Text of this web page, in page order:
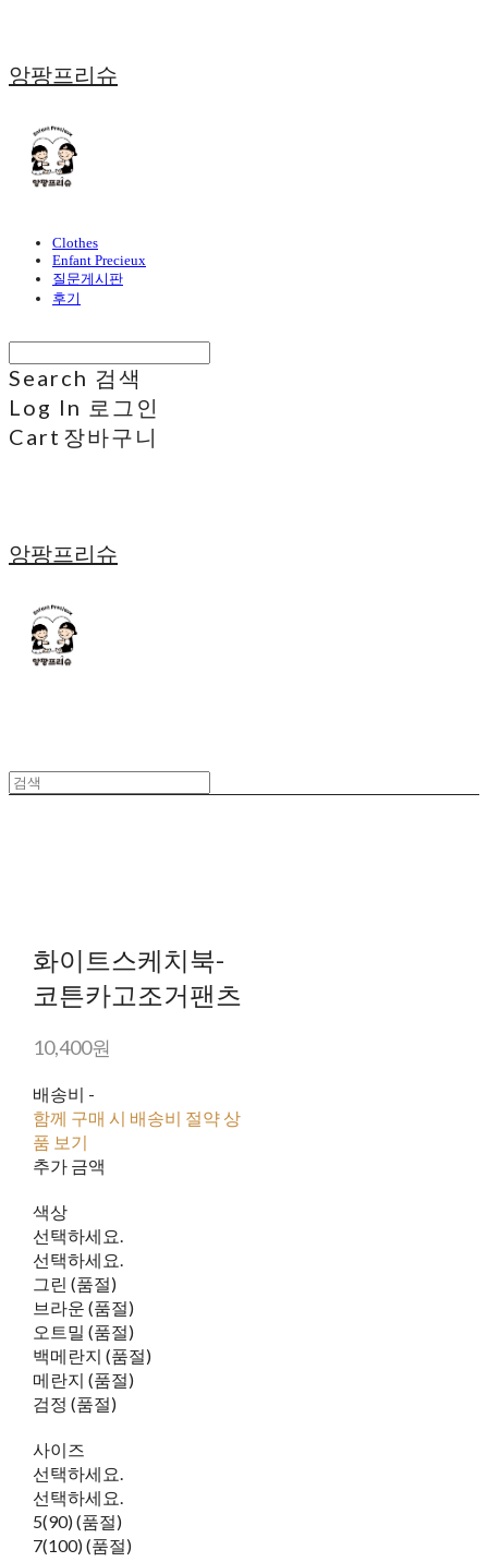
앙팡프리슈
Clothes
Enfant Precieux
질문게시판
후기
Search 검색
Log In 로그인
Cart 장바구니
앙팡프리슈
화이트스케치북-
코튼카고조거팬츠
10,400원
배송비 -
함께 구매 시 배송비 절약 상
품 보기
추가 금액
색상
선택하세요.
선택하세요.
그린 (품절)
브라운 (품절)
오트밀 (품절)
백메란지 (품절)
메란지 (품절)
검정 (품절)
사이즈
선택하세요.
선택하세요.
5(90) (품절)
7(100) (품절)